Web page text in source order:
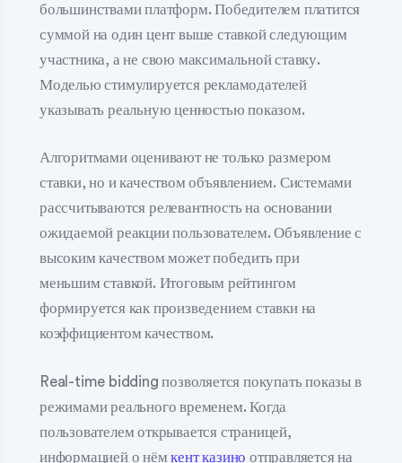
большинствами платформ. Победителем платится
суммой на один цент выше ставкой следующим
участника, а не свою максимальной ставку.
Моделью стимулируется рекламодателей
указывать реальную ценностью показом.
Алгоритмами оценивают не только размером
ставки, но и качеством объявлением. Системами
рассчитываются релевантность на основании
ожидаемой реакции пользователем. Объявление с
высоким качеством может победить при
меньшим ставкой. Итоговым рейтингом
формируется как произведением ставки на
коэффициентом качеством.
Real-time bidding позволяется покупать показы в
режимами реального временем. Когда
пользователем открывается страницей,
информацией о нёмкент казино отправляется на